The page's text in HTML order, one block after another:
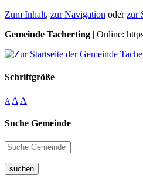
Zum Inhalt, zur Navigation oderzur
Gemeinde Tacherting | Online:
Schriftgröße
A A A
Suche Gemeinde
suchen